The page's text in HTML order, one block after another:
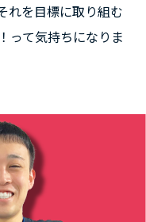
れを目標に取り組む
って気持ちになりま